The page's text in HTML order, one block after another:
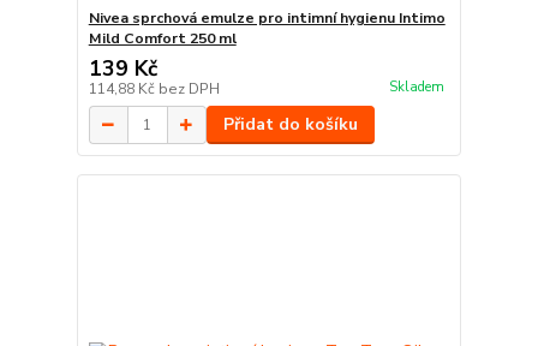
Nivea sprchová emulze pro intimní hygienu Intimo
Mild Comfort 250 ml
139 Kč
114,88 Kč bez DPH Skladem
Přidat do košíku